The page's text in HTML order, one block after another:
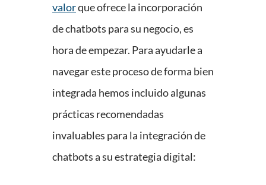
valorque ofrece la incorporación
de chatbots para su negocio, es
hora de empezar. Para ayudarle a
navegar este proceso de forma bien
integrada hemos incluido algunas
prácticas recomendadas
invaluables para la integración de
chatbots a su estrategia digital: